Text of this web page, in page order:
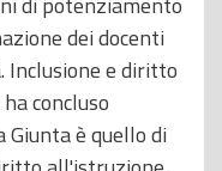
dei docenti
Inclusione e diritto
concluso
Giunta è quello di